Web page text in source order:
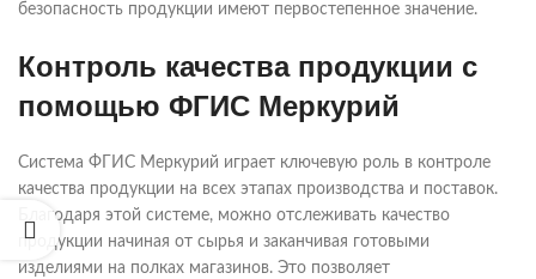
безопасность продукции имеют первостепенное значение.
Контроль качества продукции с
помощью ФГИС Меркурий
Система ФГИС Меркурий играет ключевую роль в контроле
качества продукции на всех этапах производства и поставок.
Благодаря этой системе, можно отслеживать качество
продукции начиная от сырья и заканчивая готовыми
изделиями на полках магазинов. Это позволяет